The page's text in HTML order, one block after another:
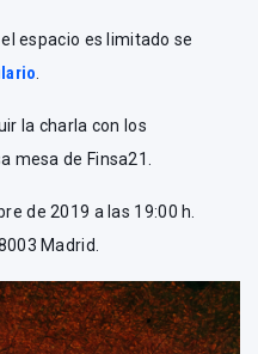
espacio es limitado se
la charla con los
mesa de Finsa21.
de 2019 a las 19:00 h.
Madrid.